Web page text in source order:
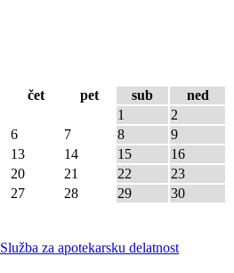
čet pet sub
ned
1
2
6 7 8
9
13 14 15
16
20 21 22
23
27 28 29
30
Služba za apotekarsku delatnost